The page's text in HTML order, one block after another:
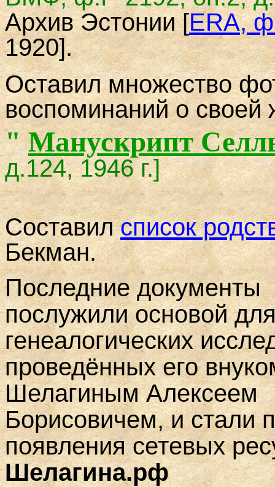
Архив Эстонии [ERA,
1920].
Оставил множество
воспоминаний о своей
"Манускрипт
д.124, 1946 г.]
Составилсписок
Бекман.
Последние документы
послужили основой
генеалогических
проведённых его
Шелагиным Алексеем
Борисовичем, и стали
появления сетевых
Шелагина.рф